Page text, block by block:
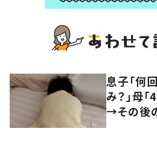
息子「何
み？」母
→その後